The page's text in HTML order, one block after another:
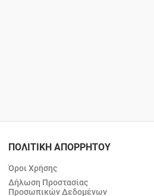
ΠΟΛΙΤΙΚΗ ΑΠΟΡΡΗΤΟΥ
Όροι Χρήσης
Δήλωση Προστασίας
Προσωπικών Δεδομένων